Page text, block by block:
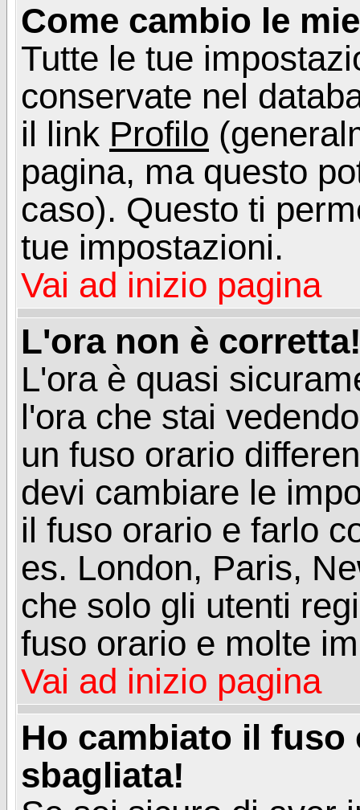
Come cambio le
Tutte le tue
conservate nel
il link Profilo
pagina, ma questo
caso). Questo ti
tue impostazioni.
Vai ad inizio pagina
L'ora non è
L'ora è quasi
l'ora che stai
un fuso orario
devi cambiare le
il fuso orario e farlo
es. London, Paris,
che solo gli utenti
fuso orario e molte
Vai ad inizio pagina
Ho cambiato il fuso
sbagliata!